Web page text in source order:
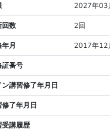
2027年03
回数
2回
月
2017年12
番号
講習修了年月日
了年月日
講履歴